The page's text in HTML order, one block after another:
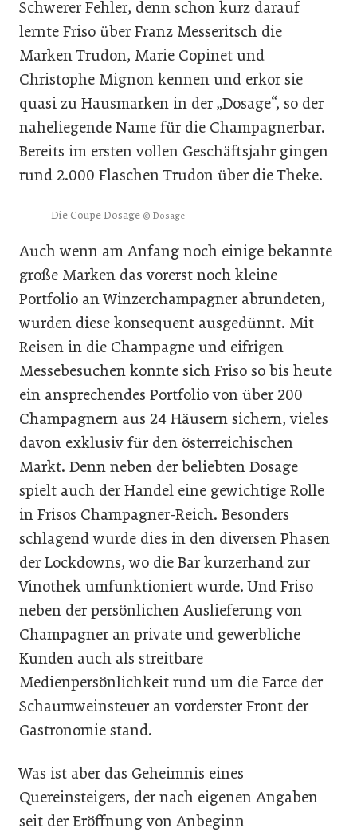
Schwerer Fehler, denn schon kurz darauf
lernte Friso über Franz Messeritsch die
Marken Trudon, Marie Copinet und
Christophe Mignon kennen und erkor sie
quasi zu Hausmarken in der „Dosage“, so der
naheliegende Name für die Champagnerbar.
Bereits im ersten vollen Geschäftsjahr gingen
rund 2.000 Flaschen Trudon über die Theke.
Die Coupe Dosage © Dosage
Auch wenn am Anfang noch einige bekannte
große Marken das vorerst noch kleine
Portfolio an Winzerchampagner abrundeten,
wurden diese konsequent ausgedünnt. Mit
Reisen in die Champagne und eifrigen
Messebesuchen konnte sich Friso so bis heute
ein ansprechendes Portfolio von über 200
Champagnern aus 24 Häusern sichern, vieles
davon exklusiv für den österreichischen
Markt. Denn neben der beliebten Dosage
spielt auch der Handel eine gewichtige Rolle
in Frisos Champagner-Reich. Besonders
schlagend wurde dies in den diversen Phasen
der Lockdowns, wo die Bar kurzerhand zur
Vinothek umfunktioniert wurde. Und Friso
neben der persönlichen Auslieferung von
Champagner an private und gewerbliche
Kunden auch als streitbare
Medienpersönlichkeit rund um die Farce der
Schaumweinsteuer an vorderster Front der
Gastronomie stand.
Was ist aber das Geheimnis eines
Quereinsteigers, der nach eigenen Angaben
seit der Eröffnung von Anbeginn